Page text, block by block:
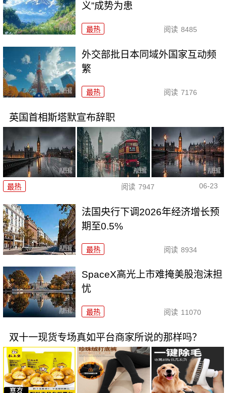
义”成势为患
最热 阅读 8485
外交部批日本同域外国家互动频
繁
最热 阅读 7176
英国首相斯塔默宣布辞职
最热 阅读 7947 06-23
法国央行下调2026年经济增长预
期至0.5%
最热 阅读 8934
SpaceX高光上市难掩美股泡沫担
忧
最热 阅读 11070
双十一现货专场真如平台商家所说的那样吗？